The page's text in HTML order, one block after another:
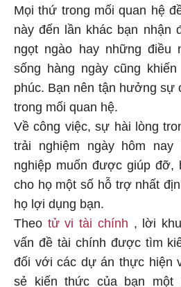
Mọi thứ trong mối quan hệ
này đến lần khác bạn nhận
ngọt ngào hay những điều
sống hàng ngày cũng
phúc. Bạn nên tận hưởng sự
trong mối quan hệ.
Về công việc, sự hài lòng
trải nghiệm ngày hôm
nghiệp muốn được giúp đỡ,
cho họ một số hỗ trợ nhất
họ lợi dụng bạn.
Theo tử vi tài chính
, lời
vấn đề tài chính được tìm
đối với các dự án thực hiện
sẻ kiến ​​thức của bạn một